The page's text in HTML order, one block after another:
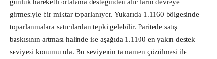
günlük hareketli ortalama desteğinden alıcıların devreye
girmesiyle bir miktar toparlanıyor. Yukarıda 1.1160 bölgesinde
toparlanmalara satıcılardan tepki gelebilir. Paritede satış
baskısının artması halinde ise aşağıda 1.1100 en yakın destek
seviyesi konumunda. Bu seviyenin tamamen çözülmesi ile